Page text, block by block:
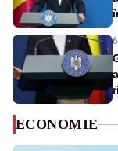
ECONOMIE